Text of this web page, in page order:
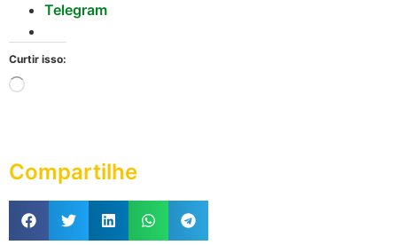
Telegram
Curtir isso:
Compartilhe